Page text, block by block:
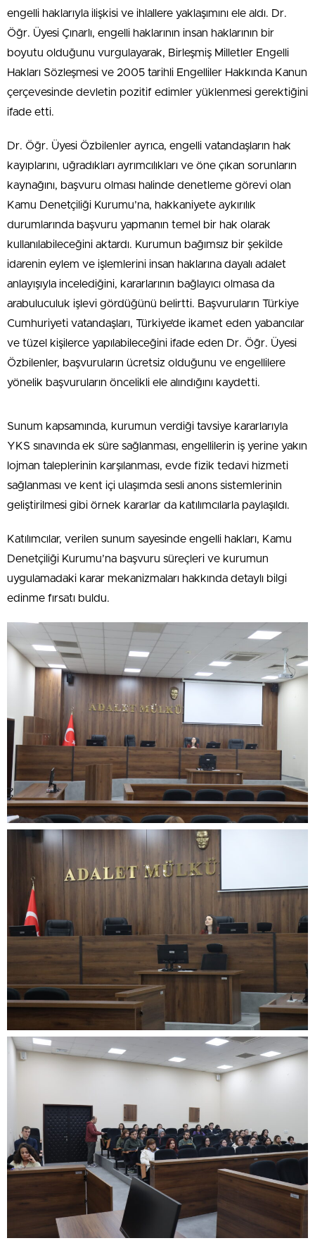
engelli haklarıyla ilişkisi ve ihlallere yaklaşımını ele aldı. Dr.
Öğr. Üyesi Çınarlı, engelli haklarının insan haklarının bir
boyutu olduğunu vurgulayarak, Birleşmiş Milletler Engelli
Hakları Sözleşmesi ve 2005 tarihli Engelliler Hakkında Kanun
çerçevesinde devletin pozitif edimler yüklenmesi gerektiğini
ifade etti.
Dr. Öğr. Üyesi Özbilenler ayrıca, engelli vatandaşların hak
kayıplarını, uğradıkları ayrımcılıkları ve öne çıkan sorunların
kaynağını, başvuru olması halinde denetleme görevi olan
Kamu Denetçiliği Kurumu’na, hakkaniyete aykırılık
durumlarında başvuru yapmanın temel bir hak olarak
kullanılabileceğini aktardı. Kurumun bağımsız bir şekilde
idarenin eylem ve işlemlerini insan haklarına dayalı adalet
anlayışıyla incelediğini, kararlarının bağlayıcı olmasa da
arabuluculuk işlevi gördüğünü belirtti. Başvuruların Türkiye
Cumhuriyeti vatandaşları, Türkiye’de ikamet eden yabancılar
ve tüzel kişilerce yapılabileceğini ifade eden Dr. Öğr. Üyesi
Özbilenler, başvuruların ücretsiz olduğunu ve engellilere
yönelik başvuruların öncelikli ele alındığını kaydetti.
Sunum kapsamında, kurumun verdiği tavsiye kararlarıyla
YKS sınavında ek süre sağlanması, engellilerin iş yerine yakın
lojman taleplerinin karşılanması, evde fizik tedavi hizmeti
sağlanması ve kent içi ulaşımda sesli anons sistemlerinin
geliştirilmesi gibi örnek kararlar da katılımcılarla paylaşıldı.
Katılımcılar, verilen sunum sayesinde engelli hakları, Kamu
Denetçiliği Kurumu’na başvuru süreçleri ve kurumun
uygulamadaki karar mekanizmaları hakkında detaylı bilgi
edinme fırsatı buldu.